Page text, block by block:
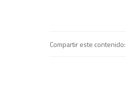
Compartir este contenido: